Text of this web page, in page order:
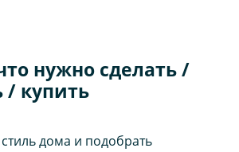
нужно сделать /
/ купить
дома и подобрать